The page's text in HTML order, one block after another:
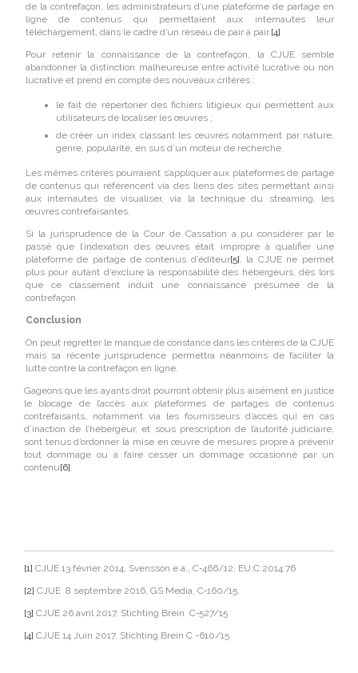
de la contrefaçon, les administrateurs d’une plateforme de partage en
ligne de contenus qui permettaient aux internautes leur
téléchargement, dans le cadre d’un réseau de pair à pair.[4]
Pour retenir la connaissance de la contrefaçon, la CJUE semble
abandonner la distinction malheureuse entre activité lucrative ou non
lucrative et prend en compte des nouveaux critères :
le fait de répertorier des fichiers litigieux qui permettent aux
utilisateurs de localiser les œuvres ;
de créer un index classant les œuvres notamment par nature,
genre, popularité, en sus d‘un moteur de recherche.
Les mêmes critères pourraient s’appliquer aux plateformes de partage
de contenus qui référencent via des liens des sites permettant ainsi
aux internautes de visualiser, via la technique du streaming, les
œuvres contrefaisantes.
Si la jurisprudence de la Cour de Cassation a pu considérer par le
passé que l’indexation des œuvres était impropre à qualifier une
plateforme de partage de contenus d’éditeur[5], la CJUE ne permet
plus pour autant d’exclure la responsabilité des hébergeurs, dès lors
que ce classement induit une connaissance présumée de la
contrefaçon.
Conclusion
On peut regretter le manque de constance dans les critères de la CJUE
mais sa récente jurisprudence permettra néanmoins de faciliter la
lutte contre la contrefaçon en ligne.
Gageons que les ayants droit pourront obtenir plus aisément en justice
le blocage de l’accès aux plateformes de partages de contenus
contrefaisants, notamment via les fournisseurs d’accès qui en cas
d’inaction de l’hébergeur, et sous prescription de l’autorité judiciaire,
sont tenus d’ordonner la mise en œuvre de mesures propre à prévenir
tout dommage ou à faire cesser un dommage occasionné par un
contenu[6].
[1] CJUE 13 février 2014, Svensson e.a., C‑466/12, EU:C:2014:76
[2] CJUE 8 septembre 2016, GS Media, C‑160/15,
[3] CJUE 26 avril 2017, Stichting Brein C‑527/15
[4] CJUE 14 Juin 2017, Stichting Brein C -610/15